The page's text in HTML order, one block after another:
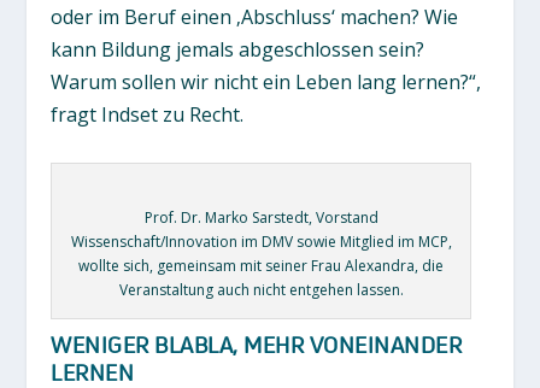
oder im Beruf einen ‚Abschluss‘ machen? Wie
kann Bildung jemals abgeschlossen sein?
Warum sollen wir nicht ein Leben lang lernen?“,
fragt Indset zu Recht.
Prof. Dr. Marko Sarstedt, Vorstand
Wissenschaft/Innovation im DMV sowie Mitglied im MCP,
wollte sich, gemeinsam mit seiner Frau Alexandra, die
Veranstaltung auch nicht entgehen lassen.
WENIGER BLABLA, MEHR VONEINANDER
LERNEN